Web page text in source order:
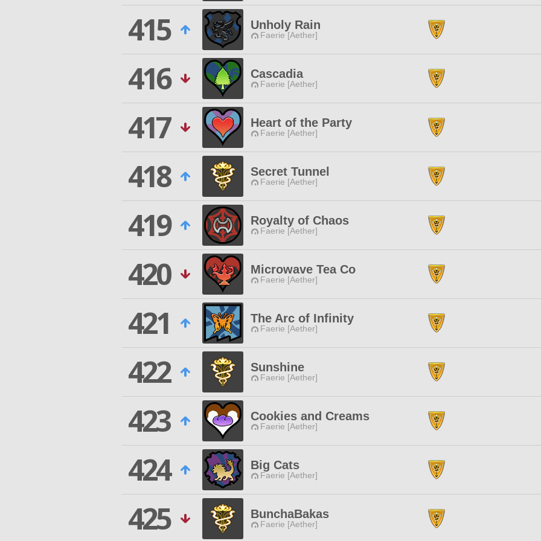
415 Unholy Rain
Faerie [Aether]
416 Cascadia
Faerie [Aether]
417 Heart of the Party
Faerie [Aether]
418 Secret Tunnel
Faerie [Aether]
419 Royalty of Chaos
Faerie [Aether]
420 Microwave Tea Co
Faerie [Aether]
421 The Arc of Infinity
Faerie [Aether]
422 Sunshine
Faerie [Aether]
423 Cookies and Creams
Faerie [Aether]
424 Big Cats
Faerie [Aether]
425 BunchaBakas
Faerie [Aether]